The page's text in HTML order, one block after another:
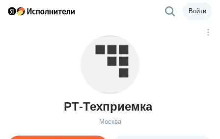
Войти
РТ-Техприемка
Москва